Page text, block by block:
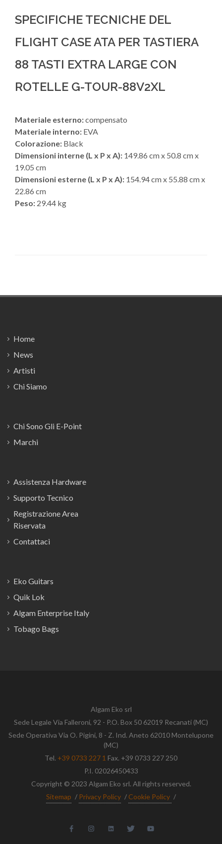
SPECIFICHE TECNICHE DEL
FLIGHT CASE ATA PER TASTIERA
88 TASTI EXTRA LARGE CON
ROTELLE G-TOUR-88V2XL
Materiale esterno:compensato
Materiale interno: EVA
Colorazione: Black
Dimensioni interne (L x P x A): 149.86 cm x 50.8 cm x
19.05 cm
Dimensioni esterne (L x P x A): 154.94 cm x 55.88 cm x
22.86 cm
Peso: 29.44 kg
Home
News
Artisti
Chi Siamo
Chi Sono Gli E-Point
Marchi
Assistenza Hardware
Supporto Tecnico
Registrazione Area
Riservata
Contattaci
Eko Guitars
Quik Lok
Algam Enterprise Italy
Tobago Bags
Algam Eko srl
Sede Legale Via Falleroni, 92 - P.O. Box 50 62019 Recanati (MC)
Sede Operativa Via O. Pigini, 8 - Z. Ind. Aneto 62010 Montelupone
(MC)
Tel. +39 0733 227 1 Fax. +39 0733 227 250
P.I. 02026450433
Copyright © 2023 Algam Eko srl. All rights reserved.
Sitemap / Privacy Policy / Cookie Policy /